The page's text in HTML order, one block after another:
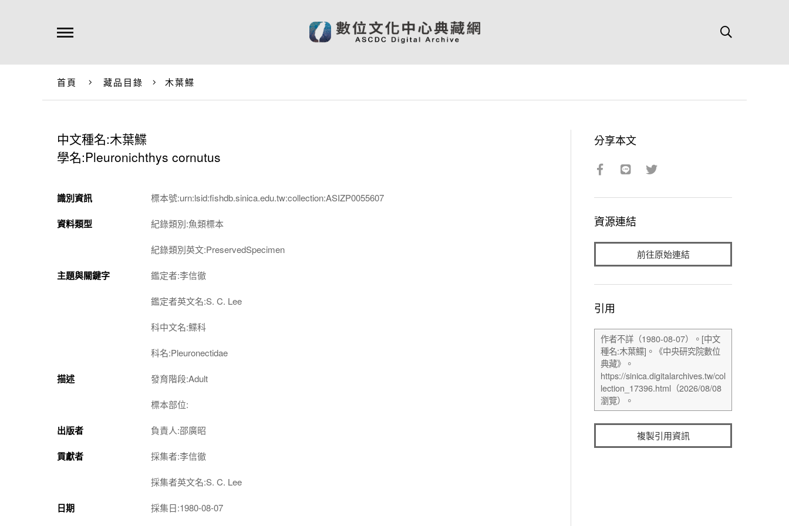
首頁 藏品目錄 木葉鰈
中文種名:木葉鰈
學名:Pleuronichthys cornutus
識別資訊 標本號:urn:lsid:fishdb.sinica.edu.tw:collection:ASIZP0055607
資料類型 紀錄類別:魚類標本
紀錄類別英文:PreservedSpecimen
主題與關鍵字 鑑定者:李信徹
鑑定者英文名:S. C. Lee
科中文名:鰈科
科名:Pleuronectidae
描述 發育階段:Adult
標本部位:
出版者 負責人:邵廣昭
貢獻者 採集者:李信徹
採集者英文名:S. C. Lee
日期 採集日:1980-08-07
分享本文
資源連結
前往原始連結
引用
複製引用資訊